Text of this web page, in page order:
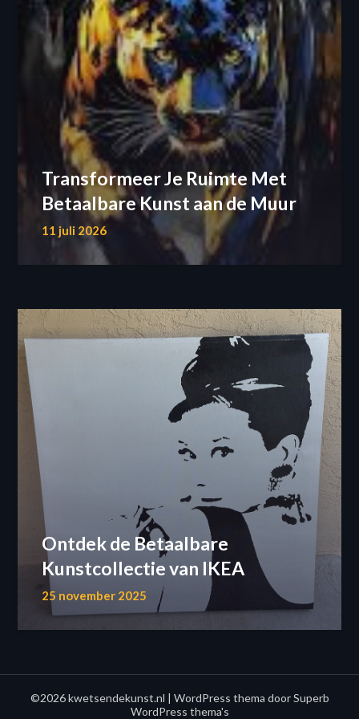
Transformeer Je Ruimte Met
Betaalbare Kunst aan de Muur
11 juli 2026
Ontdek de Betaalbare
Kunstcollectie van IKEA
25 november 2025
©2026 kwetsendekunst.nl | WordPress thema doorSuperb
WordPress thema's